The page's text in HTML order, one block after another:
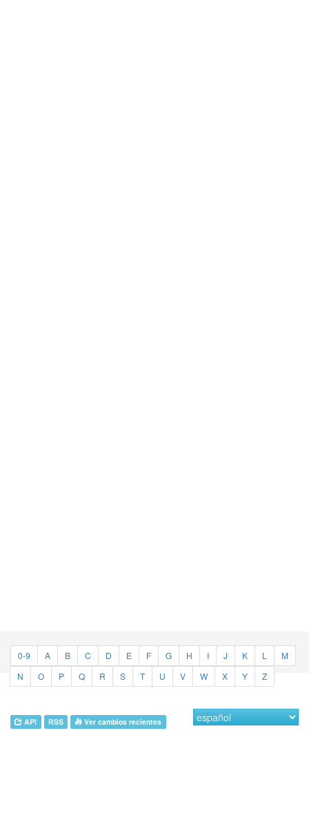
0-9 A B C D E F G H I J K L
M
N
O P Q R S T U V W X Y Z
API RSS Ver cambios recientes